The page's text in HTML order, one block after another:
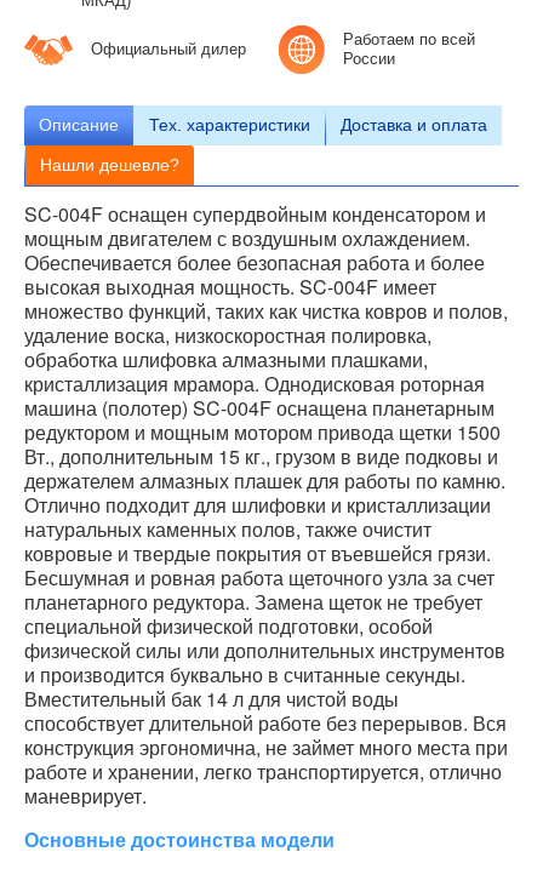
Официальный дилер
Работаем по всей
России
Описание Тех. характеристики Доставка и оплата
Нашли дешевле?
SC-004F оснащен супердвойным конденсатором и
мощным двигателем с воздушным охлаждением.
Обеспечивается более безопасная работа и более
высокая выходная мощность. SC-004F имеет
множество функций, таких как чистка ковров и полов,
удаление воска, низкоскоростная полировка,
обработка шлифовка алмазными плашками,
кристаллизация мрамора. Однодисковая роторная
машина (полотер) SC-004F оснащена планетарным
редуктором и мощным мотором привода щетки 1500
Вт., дополнительным 15 кг., грузом в виде подковы и
держателем алмазных плашек для работы по камню.
Отлично подходит для шлифовки и кристаллизации
натуральных каменных полов, также очистит
ковровые и твердые покрытия от въевшейся грязи.
Бесшумная и ровная работа щеточного узла за счет
планетарного редуктора. Замена щеток не требует
специальной физической подготовки, особой
физической силы или дополнительных инструментов
и производится буквально в считанные секунды.
Вместительный бак 14 л для чистой воды
способствует длительной работе без перерывов. Вся
конструкция эргономична, не займет много места при
работе и хранении, легко транспортируется, отлично
маневрирует.
Основные достоинства модели